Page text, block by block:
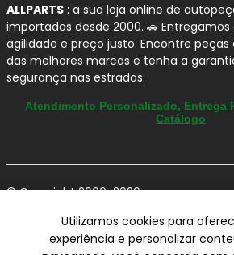
ALLPARTS : a sua loja online de
importados desde 2000. 🚗
agilidade e preço justo. Encontre peças
das melhores marcas e tenha a
segurança nas estradas.
Atendimento Personalizado, Entrega
Catálogo
© Copyright 2000-2026
CNPJ 03.724.695/0001-42 - Av. Avelino
Claudina - Vinhedo/SP - CEP 13284-480.
Utilizamos cookies para
experiência e personalizar